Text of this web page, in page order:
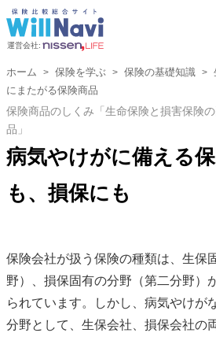
運営会社:
ホーム 保険を学ぶ 保険の基礎知識
にまたがる保険商品
保険商品のしくみ「生命保険と損害保険
品」
病気やけがに備える
も、損保にも
保険会社が扱う保険の種類は、生保
野）、損保固有の分野（第二分野）
られています。しかし、病気やけが
分野として、生保会社、損保会社の